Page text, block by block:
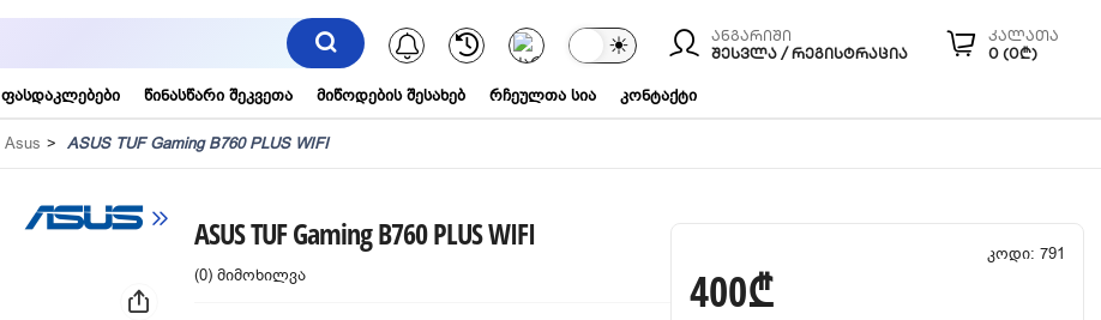
კალათა
0 (0₾)
ანგარიში
ᲨᲔᲡᲕᲚᲐ / ᲠᲔᲒᲘᲡᲢᲠᲐᲪᲘᲐ
☀
შეტყობინებები
ფასდაკლებები წინასწარი შეკვეთა მიწოდების შესახებ რჩეულთა სია კონტაქტი
Asus ASUS TUF Gaming B760 PLUS WIFI
ASUS TUF Gaming B760 PLUS WIFI
(0) მიმოხილვა
კოდი: 791
400₾